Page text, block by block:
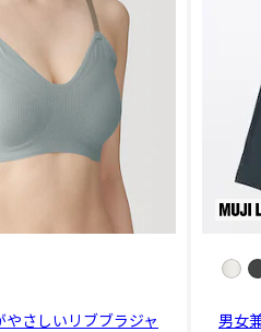
さしいリブブラジャ 男女